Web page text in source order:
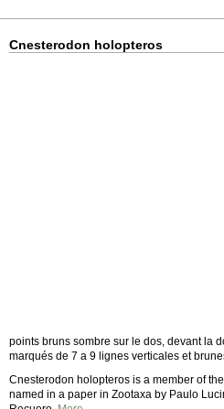
Cnesterodon holopteros
points bruns sombre sur le dos, devant la
marqués de 7 a 9 lignes verticales et
Cnesterodon holopteros is a member of
named in a paper in Zootaxa by Paulo